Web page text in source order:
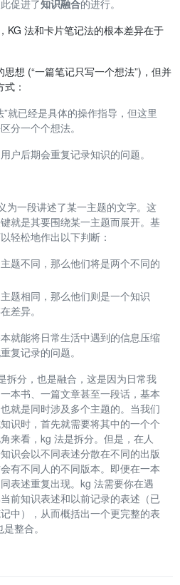
促进了知识融合的进行。
，KG 法和卡片笔记法的根本差异在于
思想 (“一篇笔记只写一个想法”)，但并
：
就已经是具体的操作指导，但这里
分一个个想法。
户后期会重复记录知识的问题。
为一段讲述了某一主题的文字。这
就是其要围绕某一主题而展开。基
轻松地作出以下判断：
题不同，那么他们将是两个不同的
题相同，那么他们则是一个知识
差异。
就能将日常生活中遇到的信息压缩
复记录的问题。
拆分，也是融合，这是因为日常我
本书、一篇文章甚至一段话，基本
就是同时涉及多个主题的。当我们
识时，首先就需要将其中的一个个
来看，kg 法是拆分。但是，在人
识会以不同表述分散在不同的出版
有不同人的不同版本。即便在一本
表述重复出现。kg 法需要你在遇
前知识表述和以前记录的表述（已
中），从而概括出一个更完整的表
整合。